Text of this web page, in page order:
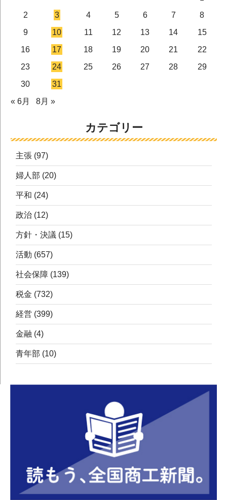
2
3 4 5 6 7
8
9
10 11 12 13 14
15
16
17 18 19 20 21
22
23
24 25 26 27 28
29
30
31
« 6月
8月 »
カテゴリー
主張 (97)
婦人部 (20)
平和 (24)
政治 (12)
方針・決議 (15)
活動 (657)
社会保障 (139)
税金 (732)
経営 (399)
金融 (4)
青年部 (10)